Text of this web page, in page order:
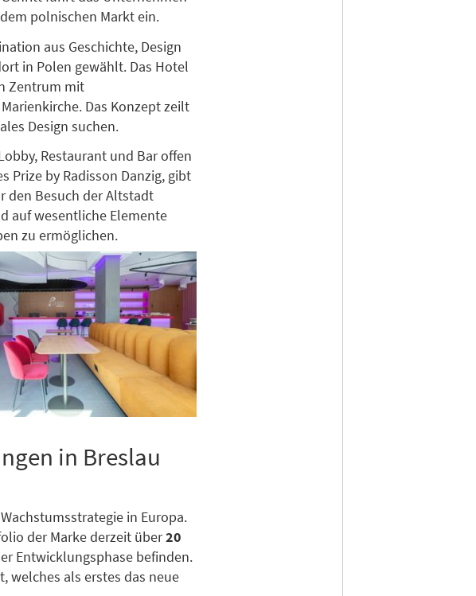
polnischen Markt ein.
aus Geschichte, Design
in Polen gewählt. Das Hotel
Zentrum mit
Das Konzept zeilt
Design suchen.
Restaurant und Bar offen
Prize by Radisson Danzig, gibt
den Besuch der Altstadt
auf wesentliche Elemente
zu ermöglichen.
in Breslau
in Europa.
der Marke derzeit über20
Entwicklungsphase befinden.
welches als erstes das neue